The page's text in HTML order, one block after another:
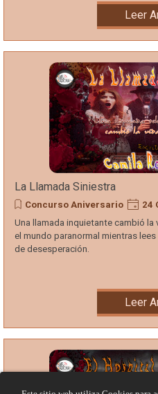
Leer
La Llamada Siniestra
Concurso Aniversario 24
Una llamada inquietante cambió la
el mundo paranormal mientras
de desesperación.
Leer